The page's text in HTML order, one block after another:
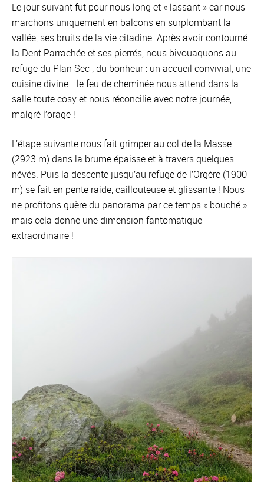
Le jour suivant fut pour nous long et « lassant » car nous
marchons uniquement en balcons en surplombant la
vallée, ses bruits de la vie citadine. Après avoir contourné
la Dent Parrachée et ses pierrés, nous bivouaquons au
refuge du Plan Sec ; du bonheur : un accueil convivial, une
cuisine divine… le feu de cheminée nous attend dans la
salle toute cosy et nous réconcilie avec notre journée,
malgré l’orage !
L’étape suivante nous fait grimper au col de la Masse
(2923 m) dans la brume épaisse et à travers quelques
névés. Puis la descente jusqu’au refuge de l’Orgère (1900
m) se fait en pente raide, caillouteuse et glissante ! Nous
ne profitons guère du panorama par ce temps « bouché »
mais cela donne une dimension fantomatique
extraordinaire !